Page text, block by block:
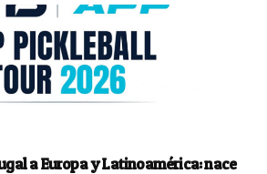
a Europa y Latinoamérica: nace